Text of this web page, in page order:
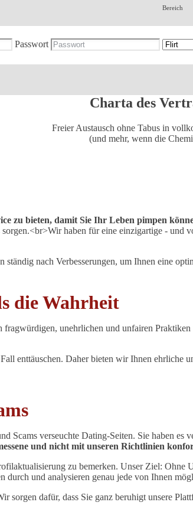
Passwort
Bereich
Charta des
Freier Austausch ohne Tabus in
(und mehr, wenn die
zu bieten, damit Sie Ihr Leben pimpen
haben für eine einzigartige - und
ständig nach Verbesserungen, um Ihnen eine
die Wahrheit
fragwürdigen, unehrlichen und unfairen
enttäuschen. Daher bieten wir Ihnen ehrliche
Scams verseuchte Dating-Seiten. Sie haben
und nicht mit unseren Richtlinien
zu bemerken. Unser Ziel: Ohne
und analysieren genau jede von Ihnen
sorgen dafür, dass Sie ganz beruhigt unsere